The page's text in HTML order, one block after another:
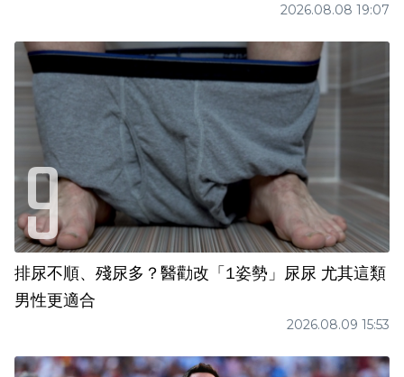
2026.08.08 19:07
排尿不順、殘尿多？醫勸改「1姿勢」尿尿 尤其這類
男性更適合
2026.08.09 15:53